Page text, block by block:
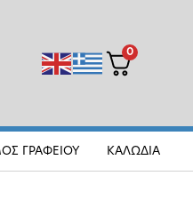
0
ΓΡΑΦΕΙΟΥ ΚΑΛΩΔΙΑ